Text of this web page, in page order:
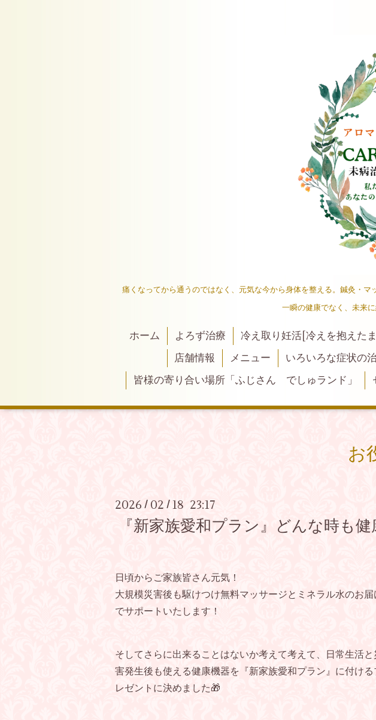
痛くなってから通うのではなく、元気な今から身体を整える。鍼灸・
一瞬の健康でなく、未来
ホーム よろず治療 冷え取り妊活[冷えを抱えた
店舗情報
メニュー いろいろな症状の
皆様の寄り合い場所「ふじさん でしゅランド」
お
2026 / 02 / 18 23:17
『新家族愛和プラン』どんな時も
日頃からご家族皆さん元気！
大規模災害後も駆けつけ無料マッサージとミネラル水のお届
でサポートいたします！
そしてさらに出来ることはないか考えて考えて、日常生活と
害発生後も使える健康機器を『新家族愛和プラン』に付ける
レゼントに決めました🎁